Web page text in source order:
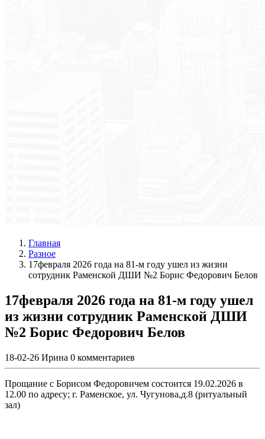
Главная
Разное
17февраля 2026 года на 81-м году ушел из жизни
сотрудник Раменской ДШИ №2 Борис Федорович Белов
17февраля 2026 года на 81-м году ушел
из жизни сотрудник Раменской ДШИ
№2 Борис Федорович Белов
18-02-26 Ирина 0 комментариев
Прощание с Борисом Федоровичем состоится 19.02.2026 в
12.00 по адресу; г. Раменское, ул. Чугунова,д.8 (ритуальный
зал)